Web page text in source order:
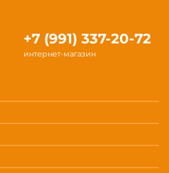
+7 (991) 337-20-72
интернет-магазин